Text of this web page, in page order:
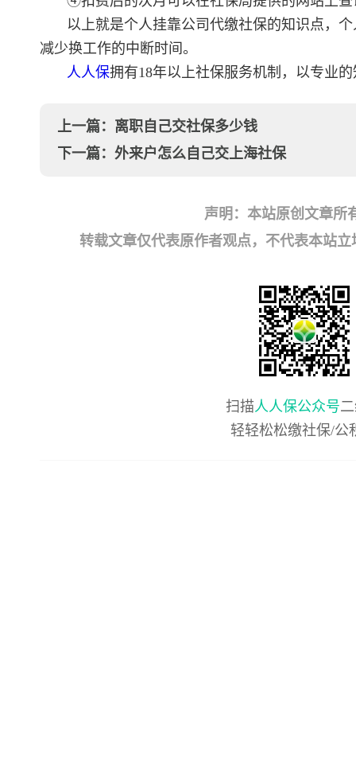
以上就是个人挂靠公司代缴社保的知识点，
减少换工作的中断时间。
人人保拥有18年以上社保服务机制，以专业
上一篇： 离职自己交社保多少钱
下一篇： 外来户怎么自己交上海社保
声明：本站原创文章所
转载文章仅代表原作者观点，不代表本站
扫描人人保公众号
轻轻松松缴社保/公